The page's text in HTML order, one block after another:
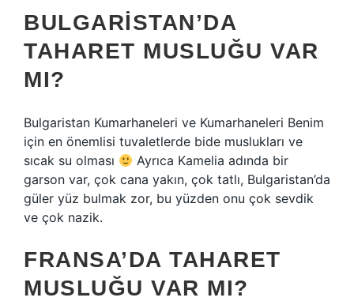
BULGARISTAN’DA
TAHARET MUSLUĞU VAR
MI?
Bulgaristan Kumarhaneleri ve Kumarhaneleri Benim
için en önemlisi tuvaletlerde bide muslukları ve
sıcak su olması
Ayrıca Kamelia adında bir
garson var, çok cana yakın, çok tatlı, Bulgaristan’da
güler yüz bulmak zor, bu yüzden onu çok sevdik
ve çok nazik.
FRANSA’DA TAHARET
MUSLUĞU VAR MI?